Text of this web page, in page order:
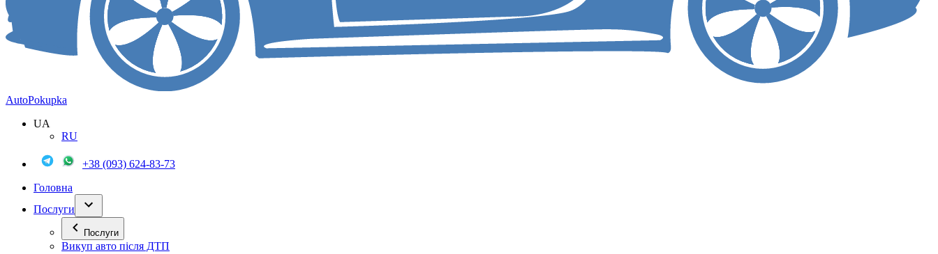
AutoPokupka
UA
RU
+38 (093) 624-83-73
Головна
Послуги
Послуги
Викуп авто після ДТП